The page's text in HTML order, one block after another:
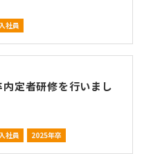
社員
定者研修を行いまし
社員 2025年卒